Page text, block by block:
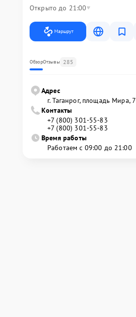
Открыто до 21:00
Маршрут
ОбзорОтзывы 285
Адрес
г. Таганрог, площадь Мира, 7
Контакты
+7 (800) 301-55-83
+7 (800) 301-55-83
Время работы
Работаем с 09:00 до 21:00